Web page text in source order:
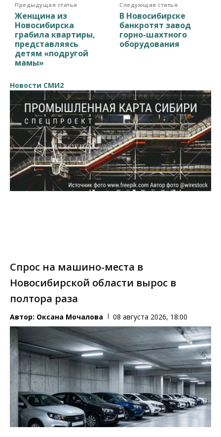
Предыдущая статья
Женщина из
Новосибирска
грабила квартиры,
представляясь
детям «подругой
мамы»
Следующая статья
В Новосибирске
банкротят завод
горно-шахтного
оборудования
Новости СМИ2
Спрос на машино-места в
Новосибирской области вырос в
полтора раза
Автор: Оксана Мочалова 08 августа 2026, 18:00